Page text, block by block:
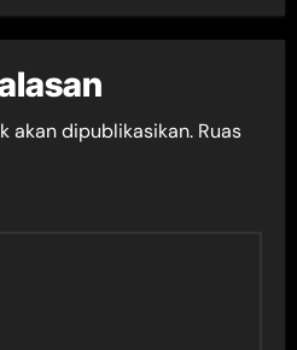
akan dipublikasikan. Ruas